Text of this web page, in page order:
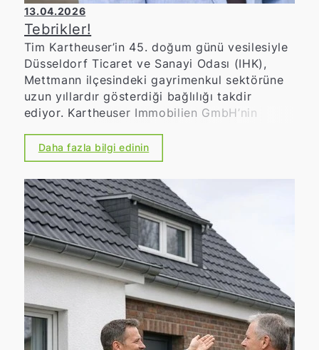
13.04.2026
Tebrikler!
Tim Kartheuser’in 45. doğum günü vesilesiyle
Düsseldorf Ticaret ve Sanayi Odası (IHK),
Mettmann ilçesindeki gayrimenkul sektörüne
uzun yıllardır gösterdiği bağlılığı takdir
ediyor. Kartheuser Immobilien GmbH’nin
girişimci güvenilirliği ve bölgeye olan güçlü
bağlılığıyla tanınıyor. Şirketiyle birlikte, hem
konut hem de ticari gayrimenkul alanında
profesyonel danışmanlık, şeffaf süreçler ve
müşterilerine kişisel destek sunmaya
odaklanmaktadır. Ayrıca, uzun yıllardır
Düsseldorf Ticaret ve Sanayi Odası'nın
kurullarında gönüllü olarak uzmanlığını
paylaşmakta ve böylece bölgesel ekonominin
güçlendirilmesine önemli bir katkı
sağlamaktadır. IHK, kendisine sürekli bağlılığı
için teşekkür eder ve 45. yaş gününü
içtenlikle kutlar.
Daha fazla bilgi edinin